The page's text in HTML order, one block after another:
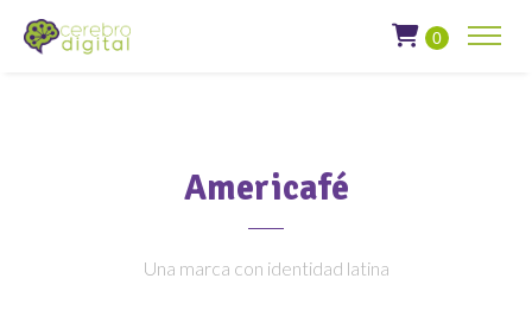
0
Americafé
Una marca con identidad latina